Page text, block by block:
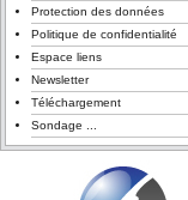
Protection des données
Politique de confidentialité
Espace liens
Newsletter
Téléchargement
Sondage ...